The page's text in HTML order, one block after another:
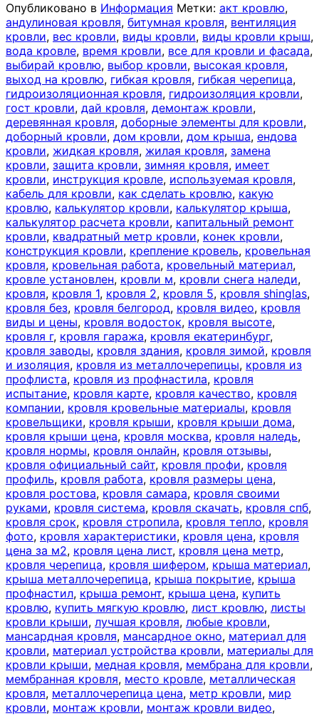
Опубликовано в Информация Метки: акт кровлю,
андулиновая кровля, битумная кровля, вентиляция
кровли, вес кровли, виды кровли, виды кровли крыш,
вода кровле, время кровли, все для кровли и фасада,
выбирай кровлю, выбор кровли, высокая кровля,
выход на кровлю, гибкая кровля, гибкая черепица,
гидроизоляционная кровля, гидроизоляция кровли,
гост кровли, дай кровля, демонтаж кровли,
деревянная кровля, доборные элементы для кровли,
доборный кровли, дом кровли, дом крыша, ендова
кровли, жидкая кровля, жилая кровля, замена
кровли, защита кровли, зимняя кровля, имеет
кровли, инструкция кровле, используемая кровля,
кабель для кровли, как сделать кровлю, какую
кровлю, калькулятор кровли, калькулятор крыша,
калькулятор расчета кровли, капитальный ремонт
кровли, квадратный метр кровли, конек кровли,
конструкция кровли, крепление кровель, кровельная
кровля, кровельная работа, кровельный материал,
кровле установлен, кровли м, кровли снега наледи,
кровля, кровля 1, кровля 2, кровля 5, кровля shinglas,
кровля без, кровля белгород, кровля видео, кровля
виды и цены, кровля водосток, кровля высоте,
кровля г, кровля гаража, кровля екатеринбург,
кровля заводы, кровля здания, кровля зимой, кровля
и изоляция, кровля из металлочерепицы, кровля из
профлиста, кровля из профнастила, кровля
испытание, кровля карте, кровля качество, кровля
компании, кровля кровельные материалы, кровля
кровельщики, кровля крыши, кровля крыши дома,
кровля крыши цена, кровля москва, кровля наледь,
кровля нормы, кровля онлайн, кровля отзывы,
кровля официальный сайт, кровля профи, кровля
профиль, кровля работа, кровля размеры цена,
кровля ростова, кровля самара, кровля своими
руками, кровля система, кровля скачать, кровля спб,
кровля срок, кровля стропила, кровля тепло, кровля
фото, кровля характеристики, кровля цена, кровля
цена за м2, кровля цена лист, кровля цена метр,
кровля черепица, кровля шифером, крыша материал,
крыша металлочерепица, крыша покрытие, крыша
профнастил, крыша ремонт, крыша цена, купить
кровлю, купить мягкую кровлю, лист кровлю, листы
кровли крыши, лучшая кровля, любые кровли,
мансардная кровля, мансардное окно, материал для
кровли, материал устройства кровли, материалы для
кровли крыши, медная кровля, мембрана для кровли,
мембранная кровля, место кровле, металлическая
кровля, металлочерепица цена, метр кровли, мир
кровли, монтаж кровли, монтаж кровли видео,